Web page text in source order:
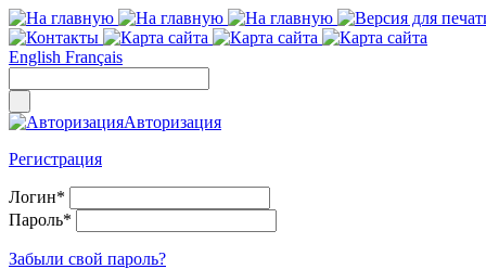
English Français
Авторизация
Регистрация
Логин*
Пароль*
Забыли свой пароль?